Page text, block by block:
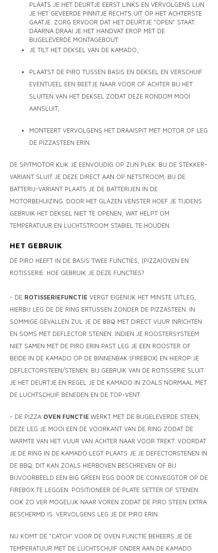
PLAATS JE HET DEURTJE EERST LINKS EN VERVOLGENS LIJN
JE HET GEVEERDE PINNTJE RECHTS UIT OP HET ACHTERSTE
GAATJE. ZORG ERVOOR DAT HET DEURTJE "OPEN" STAAT.
DAARNA DRAAI JE HET HANDVAT EROP MET DE
BIJGELEVERDE MONTAGEBOUT.
JE TILT HET DEKSEL VAN DE KAMADO,
PLAATST DE PIRO TUSSEN BASIS EN DEKSEL EN VERSCHUIF
EVENTUEEL EEN BEETJE NAAR VOOR OF ACHTER BIJ HET
SLUITEN VAN HET DEKSEL ZODAT DEZE RONDOM MOOI
AANSLUIT,
MONTEERT VERVOLGENS HET DRAAISPIT MET MOTOR OF LEG
DE PIZZASTEEN ERIN.
DE SPITMOTOR KLIK JE EENVOUDIG OP ZIJN PLEK. BIJ DE STEKKER-
VARIANT SLUIT JE DEZE DIRECT AAN OP NETSTROOM; BIJ DE
BATTERIJ-VARIANT PLAATS JE DE BATTERIJEN IN DE
MOTORBEHUIZING. DOOR HET GLAZEN VENSTER HOEF JE TIJDENS
GEBRUIK HET DEKSEL NIET TE OPENEN, WAT HELPT OM
TEMPERATUUR EN LUCHTSTROOM STABIEL TE HOUDEN.
HET GEBRUIK
DE PIRO HEEFT IN DE BASIS TWEE FUNCTIES, (PIZZA)OVEN EN
ROTISSERIE. HOE GEBRUIK JE DEZE FUNCTIES?
- DE ROTISSERIEFUNCTIE VERGT EIGENIJK HET MINSTE UITLEG,
HIERBIJ LEG DE DE RING ERTUSSEN ZONDER DE PIZZASTEEN. IN
SOMMIGE GEVALLEN ZUL JE DE BBQ MET DIRECT VUUR INRICHTEN
EN SOMS MET DEFLECTOR STENEN. INDIEN JE ROOSTERSYSTEEM
NIET SAMEN MET DE PIRO ERIN PAST LEG JE EEN ROOSTER OF
BEIDE IN DE KAMADO OP DE BINNENBAK (FIREBOX) EN HIEROP JE
DEFLECTORSTEEN/STENEN. BIJ GEBRUIK VAN DE ROTISSERIE SLUIT
JE HET DEURTJE EN REGEL JE DE KAMADO IN ZOALS NORMAAL MET
DE LUCHTSCHUIF BENEDEN EN DE TOP-VENT.
- DE PIZZA OVEN FUNCTIE WERKT MET DE BIJGELEVERDE STEEN,
DEZE LEG JE MOOI EEN DE VOORKANT VAN DE RING ZODAT DE
WARMTE VAN HET VUUR VAN ACHTER NAAR VOOR TREKT. VOORDAT
JE DE RING IN DE KAMADO LEGT PLAATS JE JE DEFECTORSTENEN IN
DE BBQ. DIT KAN ZOALS HIERBOVEN BESCHREVEN OF BIJ
BIJVOORBEELD EEN BIG GREEN EGG DOOR DE CONVEGGTOR OP DE
FIREBOX TE LEGGEN. POSITIONEER DE PLATE SETTER OF STENEN
OOK ZO VER MOGELIJK NAAR VOREN ZODAT DE PIRO STEEN EXTRA
BESCHERMD IS. VERVOLGENS LEG JE DE PIRO ERIN.
NU KOMT DE "CATCH" VOOR DE OVEN FUNCTIE BEHEERS JE DE
TEMPERATUUR MET DE LUCHTSCHUIF ONDER AAN DE KAMADO